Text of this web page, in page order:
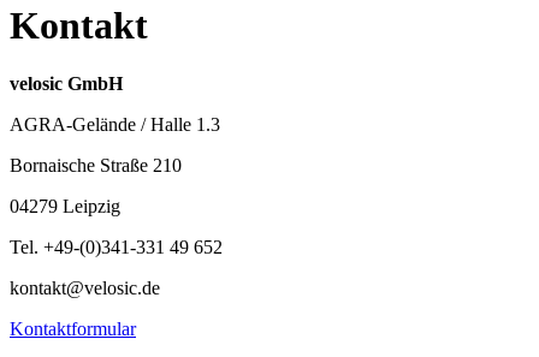
Kontakt
velosic GmbH
AGRA-Gelände / Halle 1.3
Bornaische Straße 210
04279 Leipzig
Tel. +49-(0)341-331 49 652
kontakt@velosic.de
Kontaktformular